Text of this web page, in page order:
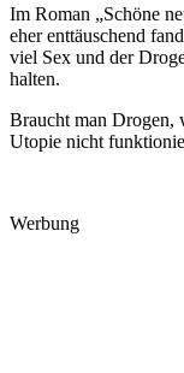
Im Roman „Schöne
eher enttäuschend
viel Sex und der
halten.
Braucht man Drogen,
Utopie nicht
Werbung